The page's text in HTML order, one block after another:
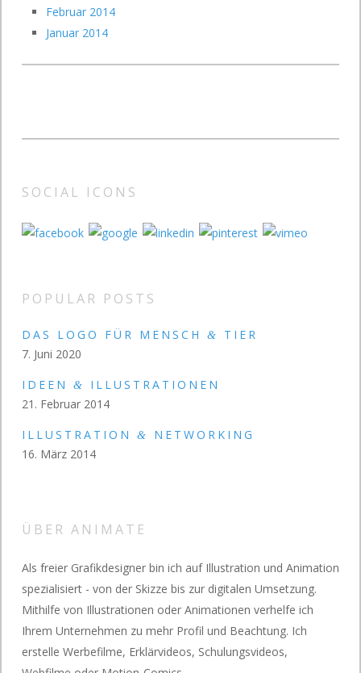
Februar 2014
Januar 2014
SOCIAL ICONS
POPULAR POSTS
DAS LOGO FÜR MENSCH &
TIER
7. Juni 2020
IDEEN
&
ILLUSTRATIONEN
21. Februar 2014
ILLUSTRATION
&
NETWORKING
16. März 2014
ÜBER ANIMATE
Als freier Grafikdesigner bin ich auf Illustration und Animation
spezialisiert - von der Skizze bis zur digitalen Umsetzung.
Mithilfe von Illustrationen oder Animationen verhelfe ich
Ihrem Unternehmen zu mehr Profil und Beachtung. Ich
erstelle Werbefilme, Erklärvideos, Schulungsvideos,